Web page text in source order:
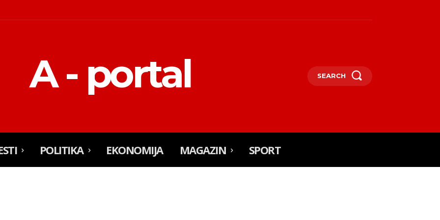
A - portal SEARCH
POLITIKA EKONOMIJA MAGAZIN SPORT